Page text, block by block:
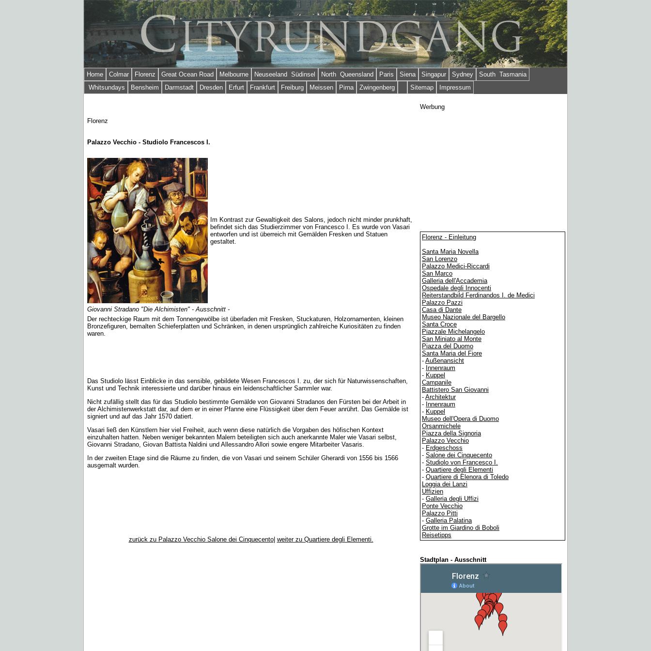
Home Colmar Florenz Great Ocean Road Melbourne Neuseeland Südinsel North Queensland Paris Siena Singapur Sydney
South Tasmania
Whitsundays
Bensheim Darmstadt Dresden Erfurt Frankfurt Freiburg Meissen Pirna Zwingenberg Sitemap Impressum
Werbung
Florenz - Einleitung
Santa Maria Novella
San Lorenzo
Palazzo Medici-Riccardi
San Marco
Galleria dell'Accademia
Ospedale degli Innocenti
Reiterstandbild Ferdinandos I. de Medici
Palazzo Pazzi
Casa di Dante
Museo Nazionale del Bargello
Santa Croce
Piazzale Michelangelo
San Miniato al Monte
Piazza del Duomo
Santa Maria del Fiore
- Außenansicht
- Innenraum
- Kuppel
Campanile
Battistero San Giovanni
- Architektur
- Innenraum
- Kuppel
Museo dell'Opera di Duomo
Orsanmichele
Piazza della Signoria
Palazzo Vecchio
- Erdgeschoss
- Salone dei Cinquecento
- Studiolo von Francesco I.
- Quartiere degli Elementi
- Quartiere di Elenora di Toledo
Loggia dei Lanzi
Uffizien
- Galleria degli Uffizi
Ponte Vecchio
Palazzo Pitti
- Galleria Palatina
Grotte im Giardino di Boboli
Reisetipps
Stadtplan - Ausschnitt
Florenz
Palazzo Vecchio - Studiolo Francescos I.
Im Kontrast zur Gewaltigkeit des Salons, jedoch nicht minder prunkhaft,
befindet sich das Studierzimmer von Francesco I. Es wurde von Vasari
entworfen und ist überreich mit Gemälden Fresken und Statuen
gestaltet.
Giovanni Stradano "Die Alchimisten" - Ausschnitt -
Der rechteckige Raum mit dem Tonnengewölbe ist überladen mit Fresken, Stuckaturen, Holzornamenten, kleinen
Bronzefiguren, bemalten Schieferplatten und Schränken, in denen ursprünglich zahlreiche Kuriositäten zu finden
waren.
Das Studiolo lässt Einblicke in das sensible, gebildete Wesen Francescos I. zu, der sich für Naturwissenschaften,
Kunst und Technik interessierte und darüber hinaus ein leidenschaftlicher Sammler war.
Nicht zufällig stellt das für das Studiolo bestimmte Gemälde von Giovanni Stradanos den Fürsten bei der Arbeit in
der Alchimistenwerkstatt dar, auf dem er in einer Pfanne eine Flüssigkeit über dem Feuer anrührt. Das Gemälde ist
signiert und auf das Jahr 1570 datiert.
Vasari ließ den Künstlern hier viel Freiheit, auch wenn diese natürlich die Vorgaben des höfischen Kontext
einzuhalten hatten. Neben weniger bekannten Malern beteiligten sich auch anerkannte Maler wie Vasari selbst,
Giovanni Stradano, Giovan Battista Naldini und Allessandro Allori sowie engere Mitarbeiter Vasaris.
In der zweiten Etage sind die Räume zu finden, die von Vasari und seinem Schüler Gherardi von 1556 bis 1566
ausgemalt wurden.
zurück zu Palazzo Vecchio Salone dei Cinquecento| weiter zu Quartiere degli Elementi.